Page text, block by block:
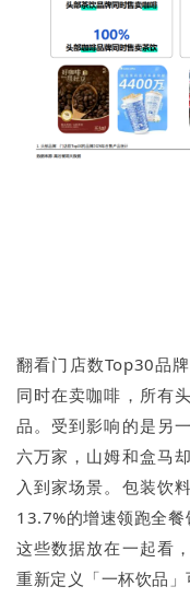
翻看门店数Top30品
同时在卖咖啡，所有
品。受到影响的是另
六万家，山姆和盒马
入到家场景。包装饮
13.7%的增速领跑全餐
这些数据放在一起看
重新定义「一杯饮品」